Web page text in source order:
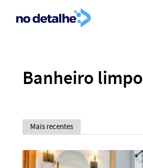
Banheiro limpo
Mais recentes